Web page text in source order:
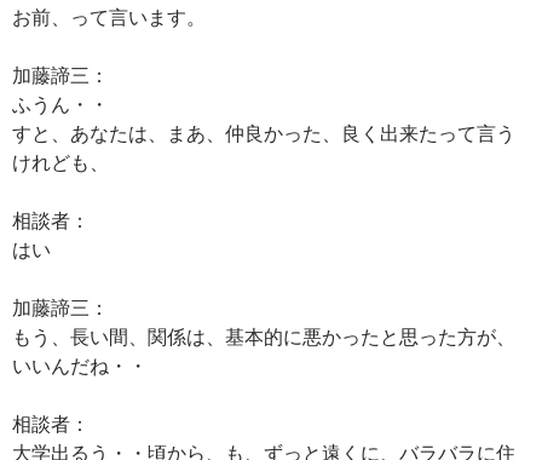
お前、って言います。
加藤諦三：
ふうん・・
すと、あなたは、まあ、仲良かった、良く出来たって言う
けれども、
相談者：
はい
加藤諦三：
もう、長い間、関係は、基本的に悪かったと思った方が、
いいんだね・・
相談者：
大学出るう・・頃から、も、ずっと遠くに、バラバラに住